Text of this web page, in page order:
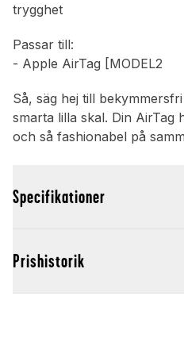
trygghet
Passar till:
- Apple AirTag [MODEL2
Så, säg hej till
smarta lilla skal. Din AirTag
och så fashionabel på
Specifikationer
Prishistorik